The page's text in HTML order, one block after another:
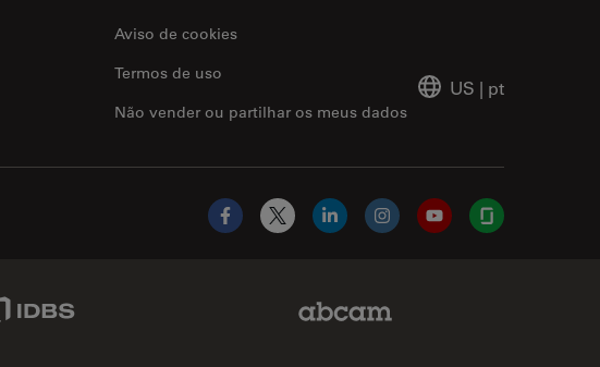
Aviso de cookies
Não vender ou partilhar os meus dados
Termos de uso
US | pt
Facebook
X LinkedInInstagramYouTubeGlassdoor
IDBS Link